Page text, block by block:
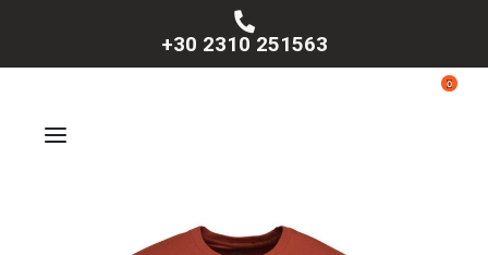
+30 2310 251563
0